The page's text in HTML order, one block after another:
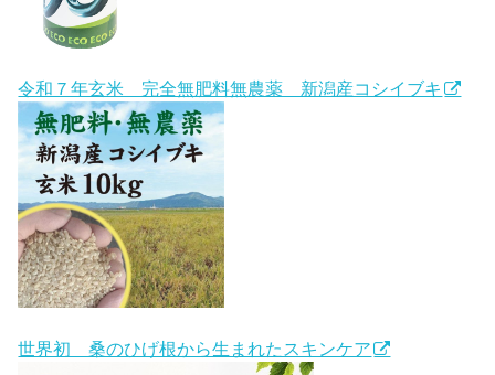
令和７年玄米 完全無肥料無農薬 新潟産コシイブキ
世界初 桑のひげ根から生まれたスキンケア